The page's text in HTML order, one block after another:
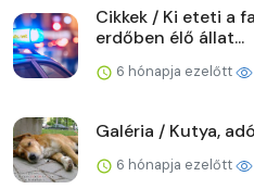
Cikkek / Ki eteti a
erdőben élő állat...
6 hónapja ezelőtt
Galéria / Kutya,
6 hónapja ezelőtt